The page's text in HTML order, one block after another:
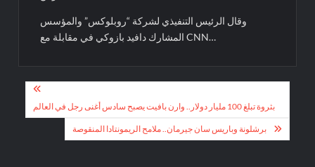
وقال الرئيس التنفيذي لشركة “روبلوكس” والمؤسس
المشارك دافيد بازوكي في مقابلة مع CNN…
Post
navigation بثروة تبلغ 100 مليار دولار.. وارن بافيت يصبح سادس أغنى رجل في العالم
برشلونة وباريس سان جيرمان.. ملامح الريمونتادا المنقوصة